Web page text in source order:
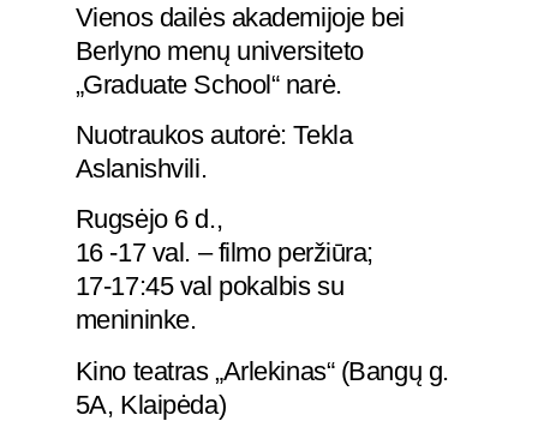
Vienos dailės akademijoje bei
Berlyno menų universiteto
„Graduate School“ narė.
Nuotraukos autorė: Tekla
Aslanishvili.
Rugsėjo 6 d.,
16 -17 val. – filmo peržiūra;
17-17:45 val pokalbis su
menininke.
Kino teatras „Arlekinas“ (Bangų g.
5A, Klaipėda)